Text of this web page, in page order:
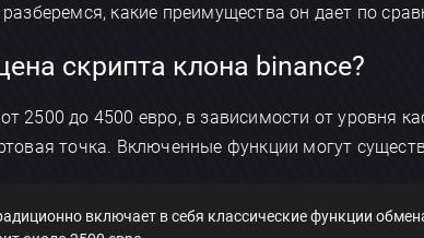
разберемся, какие преимущества он дает по
скрипта клона binance?
2500 до 4500 евро, в зависимости от уровня
точка. Включенные функции могут
включает в себя классические функции